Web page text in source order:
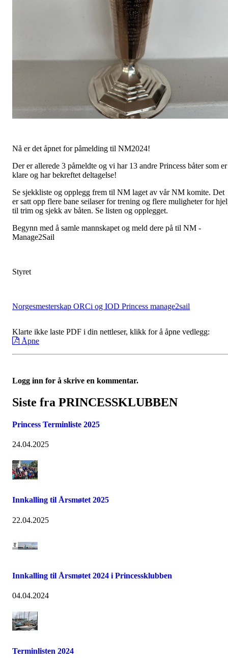
Nå er det åpnet for påmelding til NM2024!
Der er allerede 3 påmeldte og vi har 13 andre Princess båter som er
klare og har bekreftet deltagelse!
Se sjekkliste og opplegg frem til NM laget av vår NM komite. Det
er satt opp flere bane seilaser for trening og flere muligheter for
til trim og sjekk av båten. Se listen og opplegget.
Begynn med å samle mannskapet og meld dere på til NM -
Manage2Sail
Styret
Norgesmesterskap ORCi og IOD Princess manage2sail
Klarte ikke laste PDF i din nettleser, klikk for å åpne vedlegg:
Åpne
Logg inn for å skrive en kommentar.
Siste fra PRINCESSKLUBBEN
Princess Terminliste 2025
24.04.2025
Innkalling til Årsmøtet 2025
22.04.2025
Innkalling til Årsmøtet 2024 i Princessklubben
04.04.2024
Terminlisten 2024